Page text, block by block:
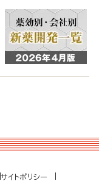
サイトポリシー